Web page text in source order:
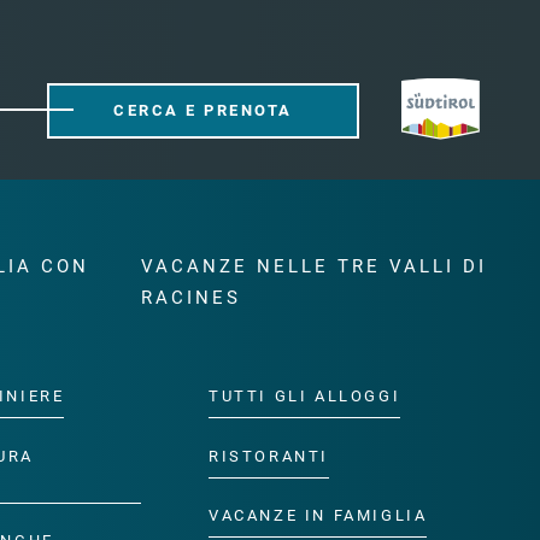
CERCA E PRENOTA
CON
VACANZE NELLE TRE VALLI DI
RACINES
TUTTI GLI ALLOGGI
RISTORANTI
VACANZE IN FAMIGLIA